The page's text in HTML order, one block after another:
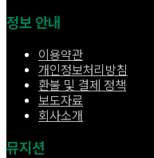
정보 안내
이용약관
개인정보처리방침
환불 및 결제 정책
보도자료
회사소개
뮤지션